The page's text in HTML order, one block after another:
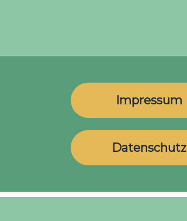
Impressum
Datenschutz